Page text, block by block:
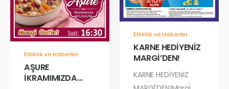
Etkinlik ve Haberler
AŞURE
İKRAMIMIZDA
Etkinlik ve Haberler
KARNE HEDİYENİZ
MARGİ’DEN!
KARNE HEDİYENİZ